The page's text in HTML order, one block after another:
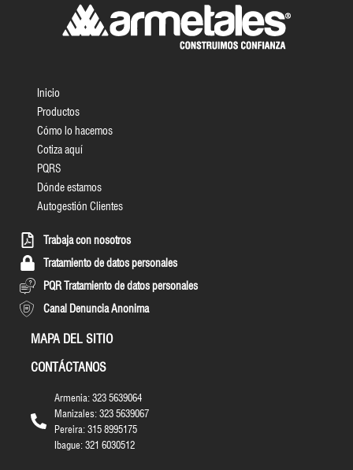
Inicio
Productos
Cómo lo hacemos
Cotiza aquí
PQRS
Dónde estamos
Autogestión Clientes
Trabaja con nosotros
Tratamiento de datos personales
PQR Tratamiento de datos personales
Canal Denuncia Anonima
MAPA DEL SITIO
CONTÁCTANOS
Armenia: 323 5639064
Manizales: 323 5639067
Pereira: 315 8995175
Ibague: 321 6030512